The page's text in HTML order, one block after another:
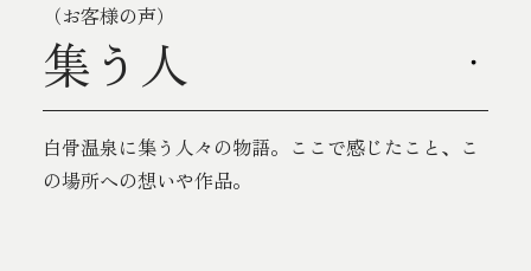
（お客様の声）
集う人
白骨温泉に集う人々の物語。ここで感じたこと、こ
の場所への想いや作品。